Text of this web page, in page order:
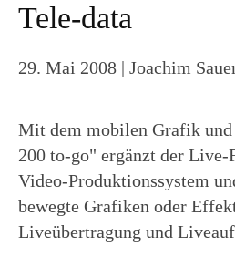
Tele-data
29. Mai 2008 | Joachim
Mit dem mobilen Grafik
200 to-go" ergänzt der
Video-Produktionssystem
bewegte Grafiken oder
Liveübertragung und